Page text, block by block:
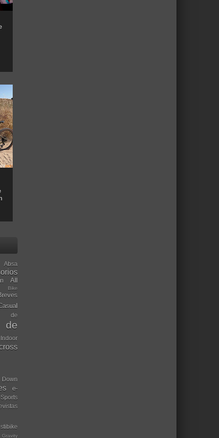
Absa
All
Bike
de
de
Down
e-
Gravity